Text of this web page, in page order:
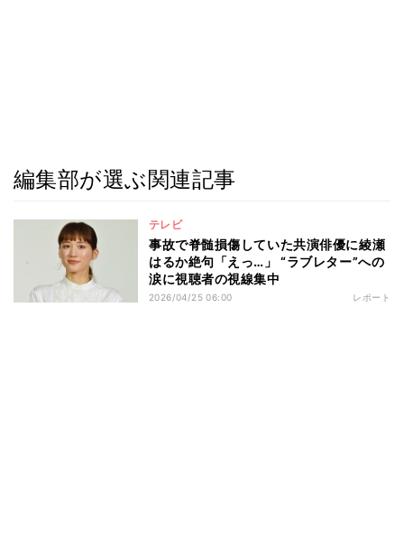
編集部が選ぶ関連記事
テレビ
事故で脊髄損傷していた共演俳優に綾瀬
はるか絶句「えっ…」 “ラブレター”への
涙に視聴者の視線集中
2026/04/25 06:00 レポート